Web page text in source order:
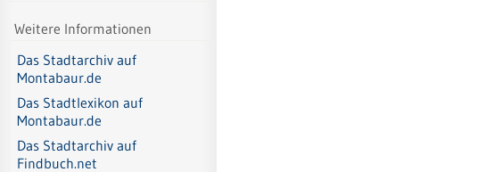
Weitere Informationen
Das Stadtarchiv auf
Montabaur.de
Das Stadtlexikon auf
Montabaur.de
Das Stadtarchiv auf
Findbuch.net